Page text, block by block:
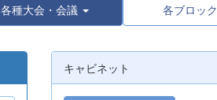
各種大会・会議 各ブロック
キャビネット